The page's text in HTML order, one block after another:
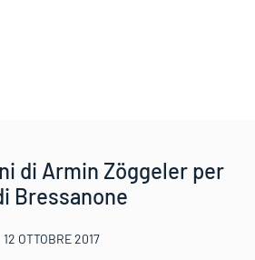
di Armin Zöggeler per
Bressanone
12 OTTOBRE 2017